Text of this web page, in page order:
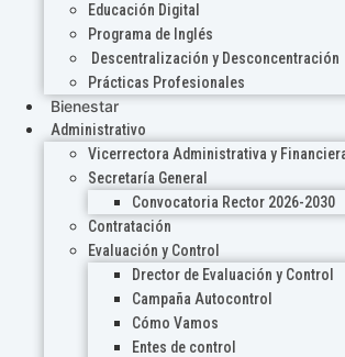
Educación Digital
Programa de Inglés
Descentralización y Desconcentración
Prácticas Profesionales
Bienestar
Administrativo
Vicerrectora Administrativa y
Secretaría General
Convocatoria Rector 2026-2030
Contratación
Evaluación y Control
Drector de Evaluación y Control
Campaña Autocontrol
Cómo Vamos
Entes de control